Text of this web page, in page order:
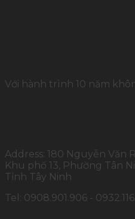
Với hành trình 10 năm
Address: 180 Nguyễn Văn
Khu phố 13, Phường Tân
Tỉnh Tây Ninh
Tel: 0908.901.906 -